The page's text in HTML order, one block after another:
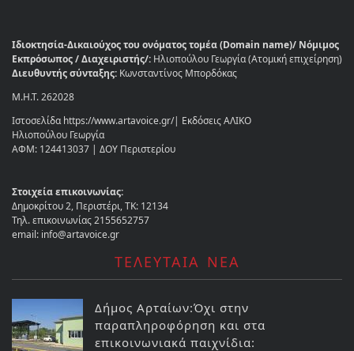
Ιδιοκτησία-Δικαιούχος του ονόματος τομέα (Domain name)/ Νόμιμος
Εκπρόσωπος / Διαχειριστής/: Ηλιοπούλου Γεωργία (Ατομική επιχείρηση)
Διευθυντής σύνταξης: Κωνσταντίνος Μπορδόκας
Μ.Η.Τ. 262028
Ιστοσελίδα https://www.artavoice.gr/| Εκδόσεις ΑΛΙΚΟ
Ηλιοπούλου Γεωργία
ΑΦΜ: 124413037 | ΔΟΥ Περιστερίου
Στοιχεία επικοινωνίας:
Δημοκρίτου 2, Περιστέρι, ΤΚ: 12134
Τηλ. επικοινωνίας 2155652757
email: info@artavoice.gr
ΤΕΛΕΥΤΑΙΑ ΝΕΑ
Δήμος Αρταίων:Όχι στην
παραπληροφόρηση και στα
επικοινωνιακά παιχνίδια: